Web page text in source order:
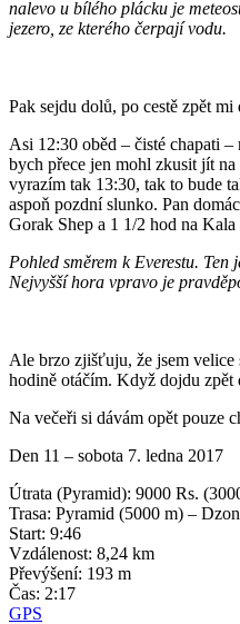
nalevo u bílého plácku je
jezero, ze kterého čerpají vodu.
Pak sejdu dolů, po cestě zpět
Asi 12:30 oběd – čisté chapati
bych přece jen mohl zkusit jít
vyrazím tak 13:30, tak to bude
aspoň pozdní slunko. Pan
Gorak Shep a 1 1/2 hod na
Pohled směrem k Everestu.
Nejvyšší hora vpravo je
Ale brzo zjišťuju, že jsem velice
hodině otáčím. Když dojdu zpět
Na večeři si dávám opět pouze
Den 11 – sobota 7. ledna 2017
Útrata (Pyramid): 9000 Rs.
Trasa: Pyramid (5000 m) –
Start: 9:46
Vzdálenost: 8,24 km
Převýšení: 193 m
Čas: 2:17
GPS